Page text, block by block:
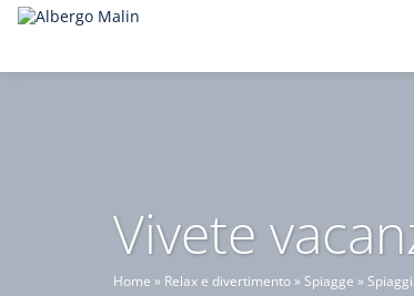
Vivete
Home » Relax e divertimento » Spiagge »